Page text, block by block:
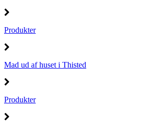
Produkter
Mad ud af huset i Thisted
Produkter